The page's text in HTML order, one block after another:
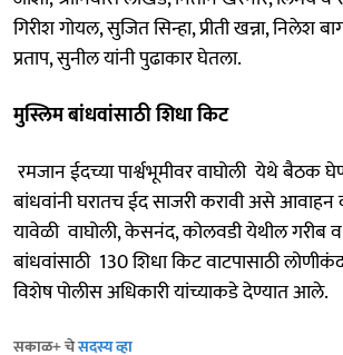
गिरीश गोयल, सुजित सिन्हा, प्रीती खन्ना, निलेश
प्रताप, सुनील यांनी पुढाकार घेतला.
मुस्लिम बांधवांसाठी शिधा किट
रमजान ईदच्या पार्श्वभूमीवर वाघोली येथे बैठक
बांधवांनी घरातच ईद साजरी करावी असे
यावेळी वाघोली, केसनंद, कोलवडी येथील गरीब
बांधवांसाठी 130 शिधा किट वाटपासाठी
विशेष पोलीस अधिकारी यांच्याकडे देण्यात आले.
सकाळ+ चेसदस्य व्हा